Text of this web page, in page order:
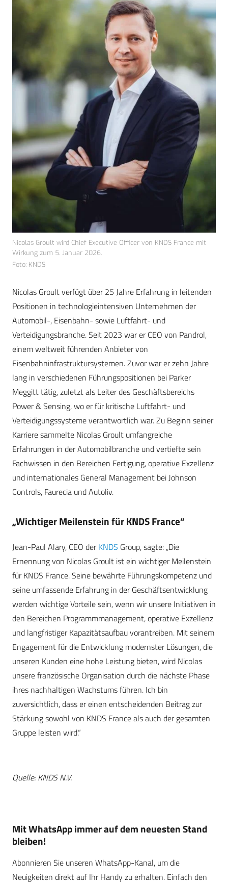
Nicolas Groult wird Chief Executive Officer von KNDS France mit
Wirkung zum 5. Januar 2026.
Foto: KNDS
Nicolas Groult verfügt über 25 Jahre Erfahrung in leitenden
Positionen in technologieintensiven Unternehmen der
Automobil-, Eisenbahn- sowie Luftfahrt- und
Verteidigungsbranche. Seit 2023 war er CEO von Pandrol,
einem weltweit führenden Anbieter von
Eisenbahninfrastruktursystemen. Zuvor war er zehn Jahre
lang in verschiedenen Führungspositionen bei Parker
Meggitt tätig, zuletzt als Leiter des Geschäftsbereichs
Power & Sensing, wo er für kritische Luftfahrt- und
Verteidigungssysteme verantwortlich war. Zu Beginn seiner
Karriere sammelte Nicolas Groult umfangreiche
Erfahrungen in der Automobilbranche und vertiefte sein
Fachwissen in den Bereichen Fertigung, operative Exzellenz
und internationales General Management bei Johnson
Controls, Faurecia und Autoliv.
„Wichtiger Meilenstein für KNDS France“
Jean-Paul Alary, CEO derKNDS Group, sagte: „Die
Ernennung von Nicolas Groult ist ein wichtiger Meilenstein
für KNDS France. Seine bewährte Führungskompetenz und
seine umfassende Erfahrung in der Geschäftsentwicklung
werden wichtige Vorteile sein, wenn wir unsere Initiativen in
den Bereichen Programmmanagement, operative Exzellenz
und langfristiger Kapazitätsaufbau vorantreiben. Mit seinem
Engagement für die Entwicklung modernster Lösungen, die
unseren Kunden eine hohe Leistung bieten, wird Nicolas
unsere französische Organisation durch die nächste Phase
ihres nachhaltigen Wachstums führen. Ich bin
zuversichtlich, dass er einen entscheidenden Beitrag zur
Stärkung sowohl von KNDS France als auch der gesamten
Gruppe leisten wird.“
Quelle: KNDS N.V.
Mit WhatsApp immer auf dem neuesten Stand
bleiben!
Abonnieren Sie unseren WhatsApp-Kanal, um die
Neuigkeiten direkt auf Ihr Handy zu erhalten. Einfach den